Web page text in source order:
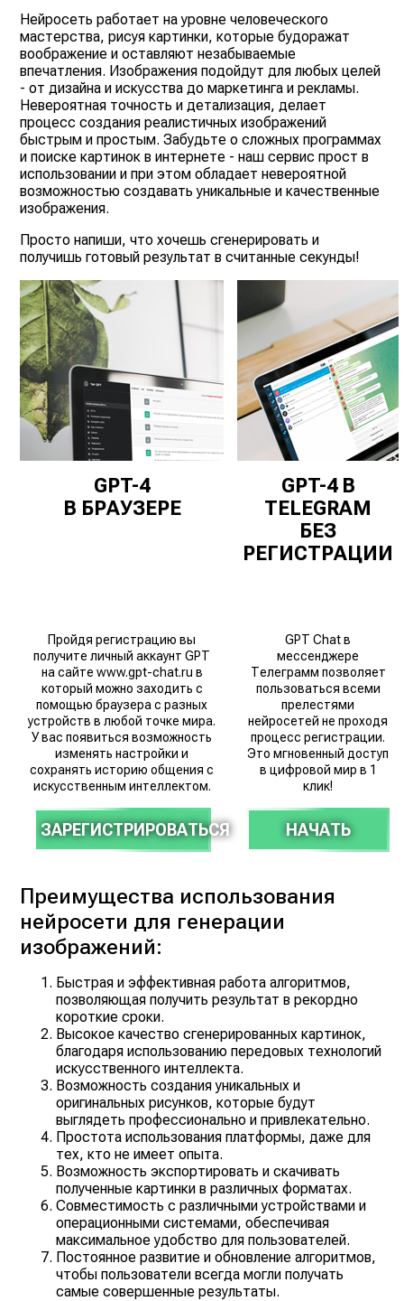
Нейросеть работает на уровне человеческого
мастерства, рисуя картинки, которые будоражат
воображение и оставляют незабываемые
впечатления. Изображения подойдут для любых целей
- от дизайна и искусства до маркетинга и рекламы.
Невероятная точность и детализация, делает
процесс создания реалистичных изображений
быстрым и простым. Забудьте о сложных программах
и поиске картинок в интернете - наш сервис прост в
использовании и при этом обладает невероятной
возможностью создавать уникальные и качественные
изображения.
Просто напиши, что хочешь сгенерировать и
получишь готовый результат в считанные секунды!
GPT-4
В БРАУЗЕРЕ
Пройдя регистрацию вы
получите личный аккаунт GPT
на сайте www.gpt-chat.ru в
который можно заходить с
помощью браузера с разных
устройств в любой точке мира.
У вас появиться возможность
изменять настройки и
сохранять историю общения с
искусственным интеллектом.
ЗАРЕГИСТРИРОВАТЬСЯ
GPT-4 В
TELEGRAM
БЕЗ
РЕГИСТРАЦИИ
GPT Chat в
мессенджере
Телеграмм позволяет
пользоваться всеми
прелестями
нейросетей не проходя
процесс регистрации.
Это мгновенный доступ
в цифровой мир в 1
клик!
НАЧАТЬ
Преимущества использования
нейросети для генерации
изображений:
Быстрая и эффективная работа алгоритмов,
позволяющая получить результат в рекордно
короткие сроки.
Высокое качество сгенерированных картинок,
благодаря использованию передовых технологий
искусственного интеллекта.
Возможность создания уникальных и
оригинальных рисунков, которые будут
выглядеть профессионально и привлекательно.
Простота использования платформы, даже для
тех, кто не имеет опыта.
Возможность экспортировать и скачивать
полученные картинки в различных форматах.
Совместимость с различными устройствами и
операционными системами, обеспечивая
максимальное удобство для пользователей.
Постоянное развитие и обновление алгоритмов,
чтобы пользователи всегда могли получать
самые совершенные результаты.